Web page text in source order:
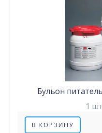
Бульон
1
В КОРЗИНУ